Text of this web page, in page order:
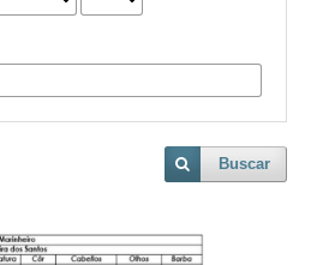
Buscar